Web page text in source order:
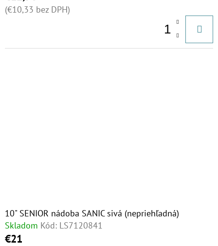
(€10,33 bez DPH)
10" SENIOR nádoba SANIC sivá (nepriehľadná)
Skladom Kód: LS7120841
€21